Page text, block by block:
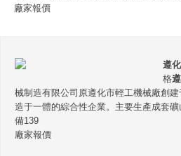
廠家報價
遵
格
械制造有限公司原遵化市輕工機械廠創
造于一體的綜合性企業。主要生產成套
備139
廠家報價